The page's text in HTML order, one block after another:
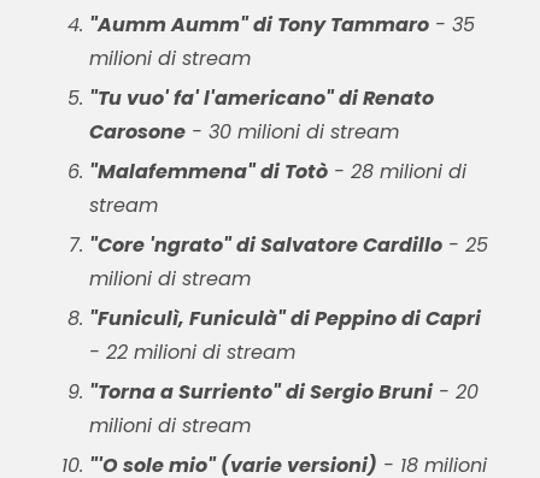
"Aumm Aumm" di Tony Tammaro- 35
milioni di stream
"Tu vuo' fa' l'americano" di Renato
Carosone- 30 milioni di stream
"Malafemmena" di Totò- 28 milioni di
stream
"Core 'ngrato" di Salvatore Cardillo- 25
milioni di stream
"Funiculì, Funiculà" di Peppino di Capri
- 22 milioni di stream
"Torna a Surriento" di Sergio Bruni- 20
milioni di stream
"'O sole mio" (varie versioni) - 18 milioni